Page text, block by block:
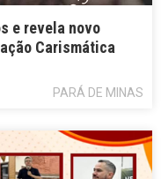
e revela novo
Carismática
PARÁ DE MINAS